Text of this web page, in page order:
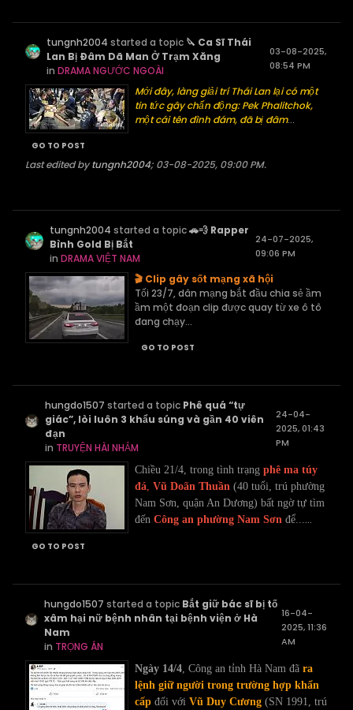
tungnh2004 started a topic 🔪 Ca Sĩ Thái
Lan Bị Đâm Dã Man Ở Trạm Xăng
in DRAMA NGƯỚC NGOÀI
03-08-2025,
08:54 PM
Mới đây, làng giải trí Thái Lan lại có một
tin tức gây chấn động: Pek Phalitchok,
một cái tên đình đám, đã bị đâm...
GO TO POST
Last edited bytungnh2004; 03-08-2025, 09:00 PM.
tungnh2004 started a topic🚗💨 Rapper
Bình Gold Bị Bắt
inDRAMA VIỆT NAM
24-07-2025,
09:06 PM
🎬 Clip gây sốt mạng xã hội
Tối 23/7, dân mạng bắt đầu chia sẻ ầm
ầm một đoạn clip được quay từ xe ô tô
đang chạy...
GO TO POST
hungdo1507 started a topic Phê quá “tự
giác”, lòi luôn 3 khẩu súng và gần 40 viên
đạn
in TRUYỆN HÀI NHẢM
24-04-
2025, 01:43
PM
Chiều 21/4, trong tình trạng phê ma túy
đá, Vũ Doãn Thuần (40 tuổi, trú phường
Nam Sơn, quận An Dương) bất ngờ tự tìm
đến Công an phường Nam Sơn để......
GO TO POST
hungdo1507 started a topic Bắt giữ bác sĩ bị tố
xâm hại nữ bệnh nhân tại bệnh viện ở Hà
Nam
in TRỌNG ÁN
16-04-
2025, 11:36
AM
Ngày 14/4, Công an tỉnh Hà Nam đã ra
lệnh giữ người trong trường hợp khẩn
cấp đối với Vũ Duy Cương (SN 1991, trú